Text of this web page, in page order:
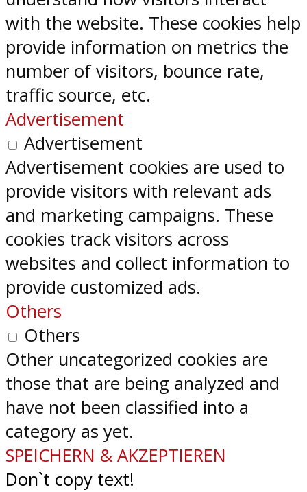
with the website. These cookies help
provide information on metrics the
number of visitors, bounce rate,
traffic source, etc.
Advertisement
Advertisement
Advertisement cookies are used to
provide visitors with relevant ads
and marketing campaigns. These
cookies track visitors across
websites and collect information to
provide customized ads.
Others
Others
Other uncategorized cookies are
those that are being analyzed and
have not been classified into a
category as yet.
SPEICHERN & AKZEPTIEREN
Don`t copy text!